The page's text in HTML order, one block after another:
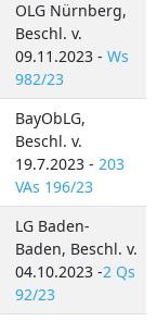
OLG Nürnberg,
Beschl. v.
09.11.2023 - Ws
982/23
BayObLG,
Beschl. v.
19.7.2023 - 203
VAs 196/23
LG Baden-
Baden, Beschl. v.
04.10.2023 -2 Qs
92/23